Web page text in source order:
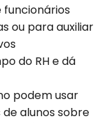
ou para auxiliar
do RH e dá
podem usar
alunos sobre